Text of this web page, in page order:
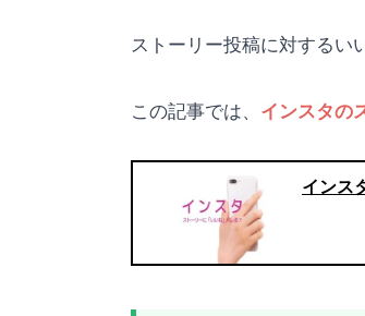
ストーリー投稿に対するい
この記事では、 インスタの
インス